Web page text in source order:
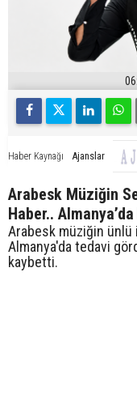
Haber Kaynağı Ajanslar
Arabesk Müziğin
Haber..
Arabesk müziğin
Almanya'da tedavi
kaybetti.